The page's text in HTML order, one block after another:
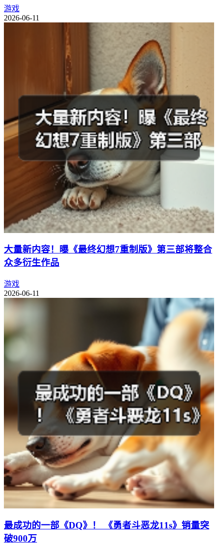
游戏
2026-06-11
大量新内容！曝《最终幻想7重制版》第三部将整合
众多衍生作品
游戏
2026-06-11
最成功的一部《DQ》！ 《勇者斗恶龙11s》销量突
破900万